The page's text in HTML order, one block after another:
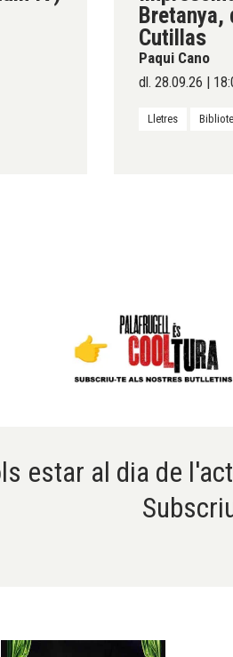
Bretanya,
Cutillas
Paqui Cano
dl. 28.09.26 |
Lletres
estar al dia de